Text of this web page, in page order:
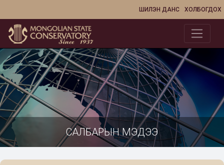
ХОЛБОГДОХ
ШИЛЭН ДАНС
САЛБАРЫН МЭДЭЭ